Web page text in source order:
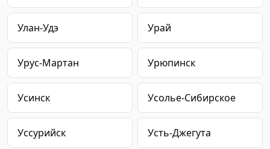
Улан-Удэ Урай
Урус-Мартан Урюпинск
Усинск Усолье-Сибирское
Уссурийск Усть-Джегута